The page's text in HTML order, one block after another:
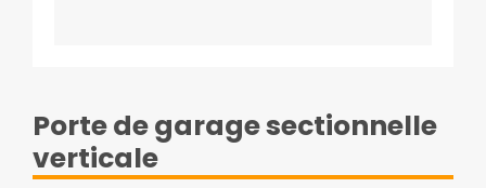
Porte de garage sectionnelle
verticale